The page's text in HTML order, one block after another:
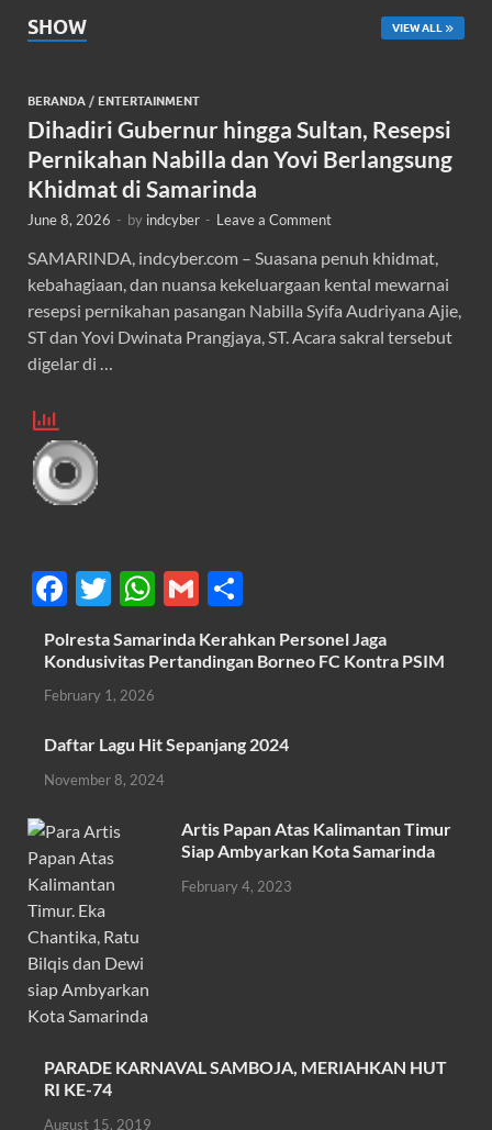
SHOW VIEW ALL
BERANDA / ENTERTAINMENT
Dihadiri Gubernur hingga Sultan, Resepsi
Pernikahan Nabilla dan Yovi Berlangsung
Khidmat di Samarinda
June 8, 2026 - by indcyber - Leave a Comment
SAMARINDA, indcyber.com – Suasana penuh khidmat,
kebahagiaan, dan nuansa kekeluargaan kental mewarnai
resepsi pernikahan pasangan Nabilla Syifa Audriyana Ajie,
ST dan Yovi Dwinata Prangjaya, ST. Acara sakral tersebut
digelar di …
F
ac
e
b
o
o
k
T
w
itt
er
W
h
at
A
p
p
G
m
ail
h
ar
Polresta Samarinda Kerahkan Personel Jaga
Kondusivitas Pertandingan Borneo FC Kontra PSIM
February 1, 2026
Daftar Lagu Hit Sepanjang 2024
November 8, 2024
Artis Papan Atas Kalimantan Timur
Siap Ambyarkan Kota Samarinda
February 4, 2023
PARADE KARNAVAL SAMBOJA, MERIAHKAN HUT
RI KE-74
August 15, 2019